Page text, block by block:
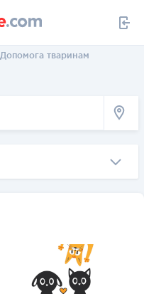
Допомога тваринам